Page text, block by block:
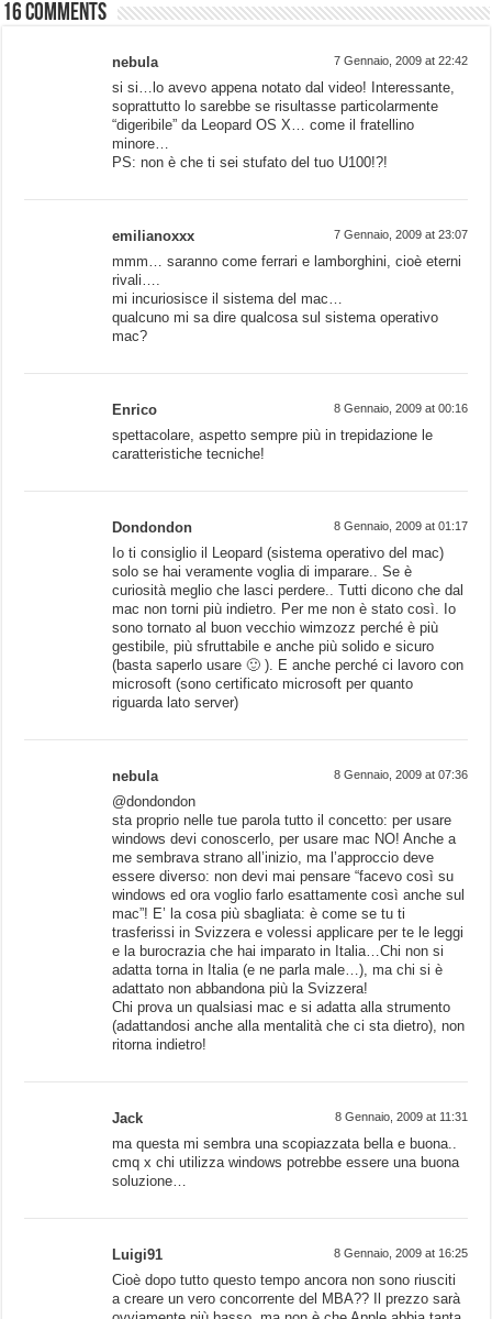
16 comments
nebula 7 Gennaio, 2009 at 22:42
si si…lo avevo appena notato dal video! Interessante,
soprattutto lo sarebbe se risultasse particolarmente
“digeribile” da Leopard OS X… come il fratellino
minore…
PS: non è che ti sei stufato del tuo U100!?!
emilianoxxx 7 Gennaio, 2009 at 23:07
mmm… saranno come ferrari e lamborghini, cioè eterni
rivali….
mi incuriosisce il sistema del mac…
qualcuno mi sa dire qualcosa sul sistema operativo
mac?
Enrico 8 Gennaio, 2009 at 00:16
spettacolare, aspetto sempre più in trepidazione le
caratteristiche tecniche!
Dondondon 8 Gennaio, 2009 at 01:17
Io ti consiglio il Leopard (sistema operativo del mac)
solo se hai veramente voglia di imparare.. Se è
curiosità meglio che lasci perdere.. Tutti dicono che dal
mac non torni più indietro. Per me non è stato così. Io
sono tornato al buon vecchio wimzozz perché è più
gestibile, più sfruttabile e anche più solido e sicuro
(basta saperlo usare 🙂 ). E anche perché ci lavoro con
microsoft (sono certificato microsoft per quanto
riguarda lato server)
nebula 8 Gennaio, 2009 at 07:36
@dondondon
sta proprio nelle tue parola tutto il concetto: per usare
windows devi conoscerlo, per usare mac NO! Anche a
me sembrava strano all’inizio, ma l’approccio deve
essere diverso: non devi mai pensare “facevo così su
windows ed ora voglio farlo esattamente così anche sul
mac”! E’ la cosa più sbagliata: è come se tu ti
trasferissi in Svizzera e volessi applicare per te le leggi
e la burocrazia che hai imparato in Italia…Chi non si
adatta torna in Italia (e ne parla male…), ma chi si è
adattato non abbandona più la Svizzera!
Chi prova un qualsiasi mac e si adatta alla strumento
(adattandosi anche alla mentalità che ci sta dietro), non
ritorna indietro!
Jack 8 Gennaio, 2009 at 11:31
ma questa mi sembra una scopiazzata bella e buona..
cmq x chi utilizza windows potrebbe essere una buona
soluzione…
Luigi91 8 Gennaio, 2009 at 16:25
Cioè dopo tutto questo tempo ancora non sono riusciti
a creare un vero concorrente del MBA?? Il prezzo sarà